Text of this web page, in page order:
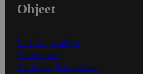
Ohjeet
Ensitilaajan ohjeet
Näin maksat
Näin tilaat ja muokkaat